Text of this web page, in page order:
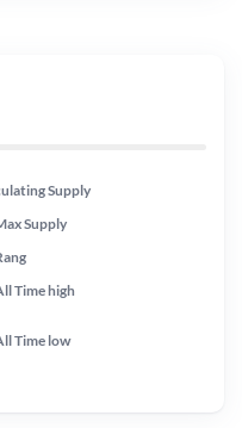
Supply
Supply
Timehigh
Timelow